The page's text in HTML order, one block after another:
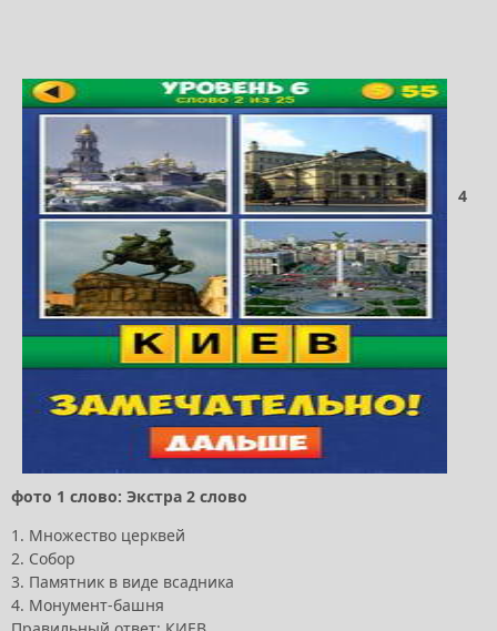
4
фото 1 слово: Экстра 2 слово
1. Множество церквей
2. Собор
3. Памятник в виде всадника
4. Монумент-башня